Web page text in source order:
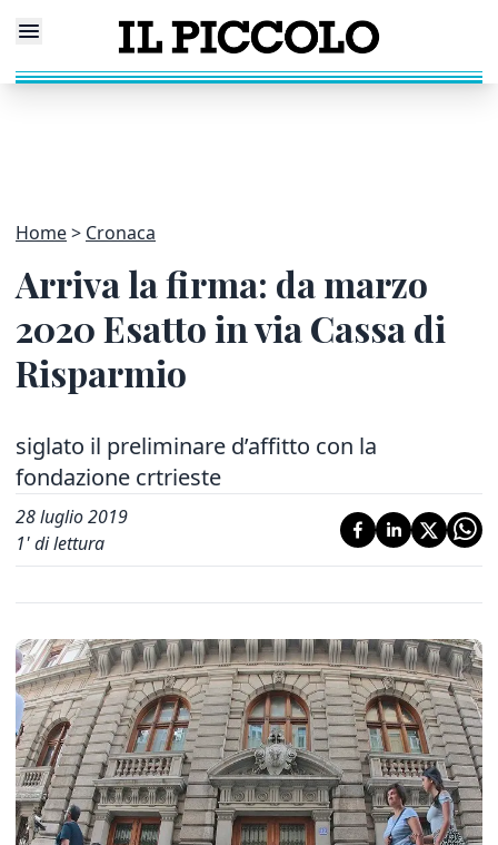
Home Cronaca
Arriva la firma: da marzo
2020 Esatto in via Cassa di
Risparmio
siglato il preliminare d’affitto con la
fondazione crtrieste
28 luglio 2019
1' di lettura